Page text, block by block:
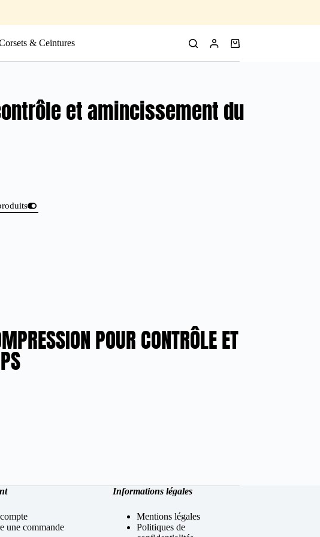
& Ceintures
et amincissement du
POUR CONTRÔLE ET
une commande
Informations légales
Mentions légales
Politiques de